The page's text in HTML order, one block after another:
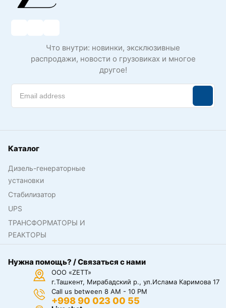
Что внутри: новинки, эксклюзивные
распродажи, новости о грузовиках и многое
другое!
Каталог
Дизель-генераторные
установки
Стабилизатор
UPS
ТРАНСФОРМАТОРЫ И
РЕАКТОРЫ
Нужна помощь? / Связаться с нами
ООО «ZETT»
г.Ташкент, Мирабадский р., ул.Ислама Каримова 17
Call us between 8 AM - 10 PM
+998 90 023 00 55